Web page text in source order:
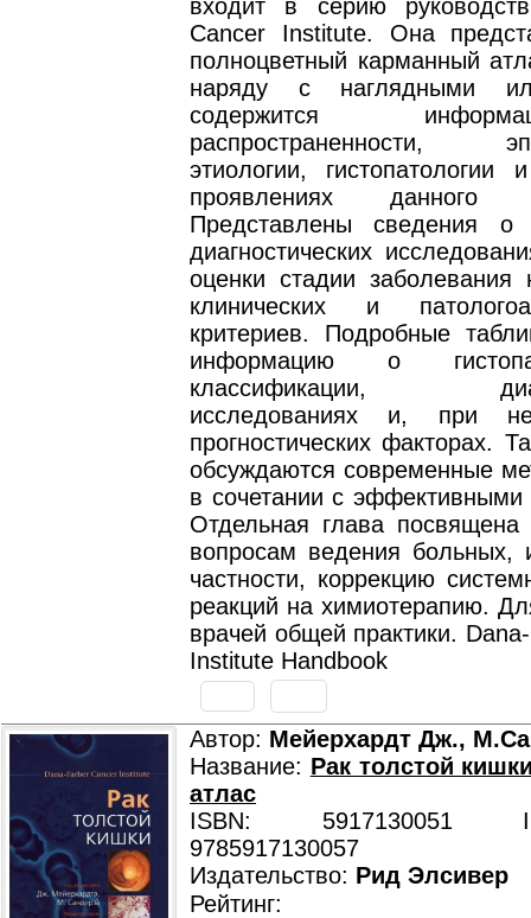
входит в серию
Cancer Institute. Она
полноцветный карманный
наряду с наглядными
содержится
распространенности,
этиологии, гистопатологии
проявлениях данного
Представлены сведения о
диагностических
оценки стадии заболевания
клинических и
критериев. Подробные
информацию о
классификации,
исследованиях и, при
прогностических факторах.
обсуждаются современные
в сочетании с эффективными
Отдельная глава посвящена
вопросам ведения больных,
частности, коррекцию
реакций на химиотерапию.
врачей общей практики.
Institute Handbook
Автор: Мейерхардт Дж.,
Название: Рак толстой
атлас
ISBN: 5917130051
9785917130057
Издательство: Рид Элсивер
Рейтинг: